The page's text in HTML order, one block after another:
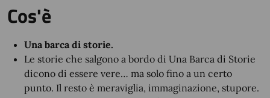
Cos'è
Una barca di storie.
Le storie che salgono a bordo di Una Barca di Storie
dicono di essere vere… ma solo fino a un certo
punto. Il resto è meraviglia, immaginazione, stupore.